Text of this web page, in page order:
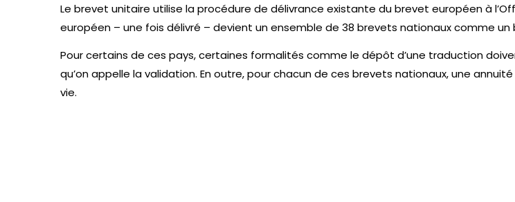
Le brevet unitaire utilise la procédure de délivrance existante du brevet européen à
européen – une fois délivré – devient un ensemble de 38 brevets nationaux comme
Pour certains de ces pays, certaines formalités comme le dépôt d’une traduction
qu’on appelle la validation. En outre, pour chacun de ces brevets nationaux, une
vie.